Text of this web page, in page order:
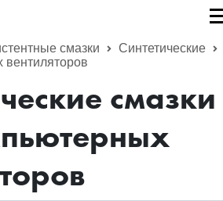
смазки
Синтетические
смазки